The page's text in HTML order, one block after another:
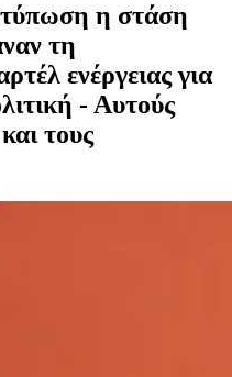
η στάση
τη
ενέργειας για
- Αυτούς
τους